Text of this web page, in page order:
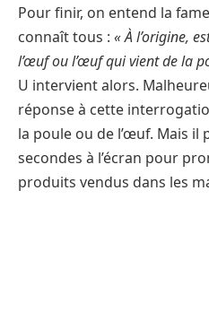
Pour finir, on entend la
connaît tous : « À l’origine,
l’œuf ou l’œuf qui vient de la
U intervient alors.
réponse à cette
la poule ou de l’œuf. Mais il
secondes à l’écran pour
produits vendus dans les